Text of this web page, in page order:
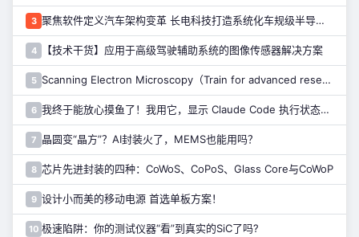
3 聚焦软件定义汽车架构变革 长电科技打造系统化车规级半导体封测能力
4 【技术干货】应用于高级驾驶辅助系统的图像传感器解决方案
5 Scanning Electron Microscopy（Train for advanced research）扫描电子显微镜介绍（二）
6 我终于能放心摸鱼了！我用它，显示 Claude Code 执行状态……
7 晶圆变“晶方”？AI封装火了，MEMS也能用吗？
8 芯片先进封装的四种：CoWoS、CoPoS、Glass Core与CoWoP
9 设计小而美的移动电源 首选单板方案！
10 极速陷阱：你的测试仪器“看”到真实的SiC了吗?